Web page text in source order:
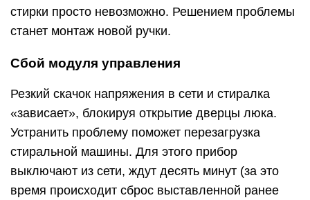
стирки просто невозможно. Решением проблемы
станет монтаж новой ручки.
Сбой модуля управления
Резкий скачок напряжения в сети и стиралка
«зависает», блокируя открытие дверцы люка.
Устранить проблему поможет перезагрузка
стиральной машины. Для этого прибор
выключают из сети, ждут десять минут (за это
время происходит сброс выставленной ранее